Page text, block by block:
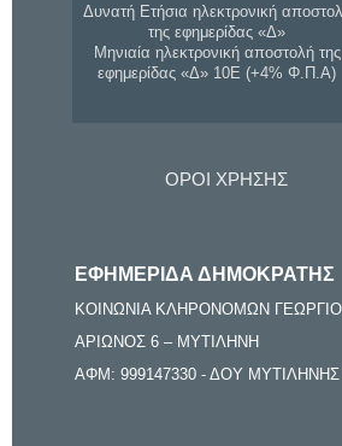
Δυνατή Ετήσια ηλεκτρονική
της εφημερίδας «Δ»
Μηνιαία ηλεκτρονική αποστολή της
εφημερίδας «Δ» 10Ε (+4% Φ.Π.Α)
ΟΡΟΙ ΧΡΗΣΗΣ
ΕΦΗΜΕΡΙΔΑ ΔΗΜΟΚΡΑΤΗΣ
ΚΟΙΝΩΝΙΑ ΚΛΗΡΟΝΟΜΩΝ
ΑΡΙΩΝΟΣ 6 – ΜΥΤΙΛΗΝΗ
ΑΦΜ: 999147330 - ΔΟΥ ΜΥΤΙΛΗΝΗΣ